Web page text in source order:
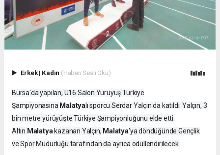
Erkek| Kadın (Haberi Sesli Oku)
Bursa'da yapılan, U16 Salon Yürüyüş Türkiye
Şampiyonasına Malatyalı sporcu Serdar Yalçın da katıldı. Yalçın, 3
bin metre yürüyüşte Türkiye Şampiyonluğunu elde etti.
Altın Malatyakazanan Yalçın, Malatya’ya döndüğünde Gençlik
ve Spor Müdürlüğü tarafından da ayrıca ödüllendirilecek.